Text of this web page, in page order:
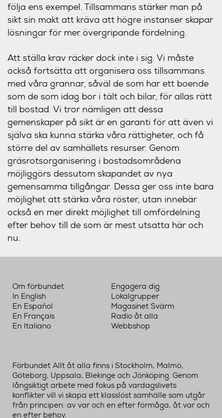
följa ens exempel. Tillsammans stärker man på
sikt sin makt att kräva att högre instanser skapar
lösningar för mer övergripande fördelning.
Att ställa krav räcker dock inte i sig. Vi måste
också fortsätta att organisera oss tillsammans
med våra grannar, såväl de som har ett boende
som de som idag bor i tält och bilar, för allas rätt
till bostad. Vi tror nämligen att dessa
gemenskaper på sikt är en garanti för att även vi
själva ska kunna stärka våra rättigheter, och få
större del av samhällets resurser. Genom
gräsrotsorganisering i bostadsområdena
möjliggörs dessutom skapandet av nya
gemensamma tillgångar. Dessa ger oss inte bara
möjlighet att stärka våra röster, utan innebär
också en mer direkt möjlighet till omfördelning
efter behov till de som är mest utsatta här och
nu.
Om förbundet
In English
En Español
En Français
En Italiano
Engagera dig
Lokalgrupper
Magasinet Svärm
Radio åt alla
Webbshop
Förbundet Allt åt alla finns i Stockholm, Malmö,
Göteborg, Uppsala, Blekinge och Jönköping. Genom
långsiktigt arbete med fokus på vardagslivets
konflikter vill vi skapa ett klasslöst samhälle som utgår
från principen: av var och en efter förmåga, åt var och
en efter behov.